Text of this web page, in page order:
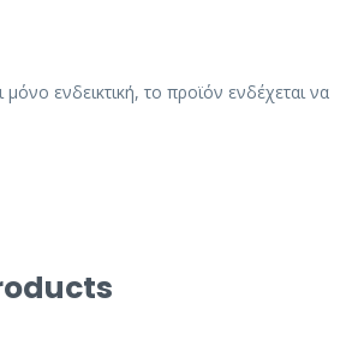
ενδεικτική, το προϊόν ενδέχεται να